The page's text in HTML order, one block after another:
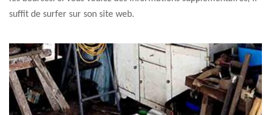
suffit de surfer sur son site web.